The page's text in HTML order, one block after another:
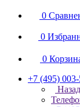
0
0
0
+7 (495)
Назад